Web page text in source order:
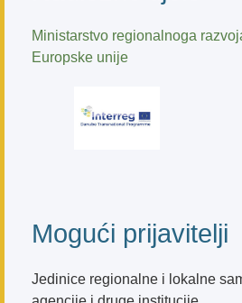
Ministarstvo regionalnoga
Europske unije
Mogući prijavitelji
Jedinice regionalne i lokalne